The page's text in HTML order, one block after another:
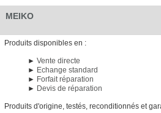
MEIKO
Produits disponibles en :
► Vente directe
► Echange standard
► Forfait réparation
► Devis de réparation
Produits d'origine, testés, reconditionnés et